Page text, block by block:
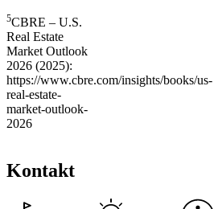
5CBRE – U.S.
Real Estate
Market Outlook
2026 (2025):
https://www.cbre.com/insights/books/us-
real-estate-
market-outlook-
2026
Kontakt